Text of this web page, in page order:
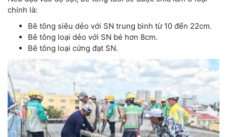
chính là:
Bê tông siêu dẻo với SN trung bình từ 10 đến 22cm.
Bê tông loại dẻo với SN bé hơn 8cm.
Bê tông loại cứng đạt SN.